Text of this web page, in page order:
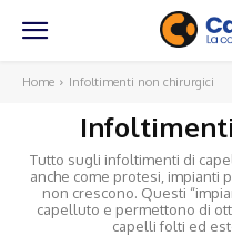
Home Infoltimenti non chirurgici
Tutto sugli infoltimenti di
anche come protesi, impianti
non crescono. Questi
capelluto e permettono di
capelli folti ed